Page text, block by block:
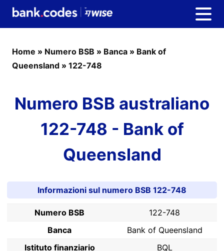
Home » Numero BSB » Banca » Bank of
Queensland » 122-748
Numero BSB australiano
122-748 - Bank of
Queensland
Informazioni sul numero BSB 122-748
Numero BSB
122-748
Banca
Bank of Queensland
Istituto finanziario
BQL